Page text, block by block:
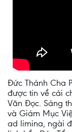
Đức Thánh Cha
được tin về cái
Văn Đọc. Sáng
và Giám Mục
ad limina, ngài